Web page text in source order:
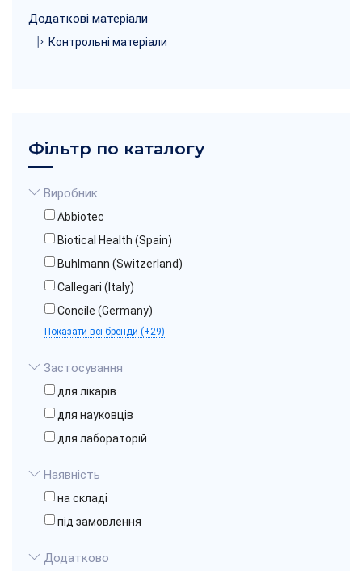
Додаткові матеріали
Контрольні матеріали
Фільтр по каталогу
Виробник
Abbiotec
Biotical Health (Spain)
Buhlmann (Switzerland)
Callegari (Italy)
Concile (Germany)
Показати всі бренди (+29)
Застосування
для лікарів
для науковців
для лабораторій
Наявність
на складі
під замовлення
Додатково